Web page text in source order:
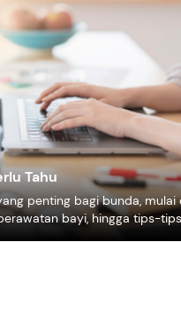
Tahu
penting bagi bunda, mulai
bayi, hingga tips-